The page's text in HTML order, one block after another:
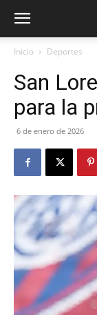
Inicio Deportes
San
para la
6 de enero de 2026